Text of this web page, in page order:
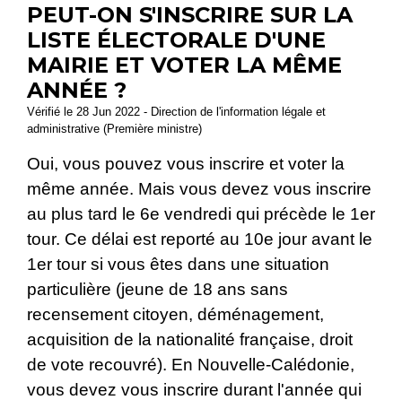
PEUT-ON S'INSCRIRE SUR LA
LISTE ÉLECTORALE D'UNE
MAIRIE ET VOTER LA MÊME
ANNÉE ?
Vérifié le 28 Jun 2022 - Direction de l'information légale et
administrative (Première ministre)
Oui, vous pouvez vous inscrire et voter la
même année. Mais vous devez vous inscrire
au plus tard le 6e vendredi qui précède le 1er
tour. Ce délai est reporté au 10e jour avant le
1er tour si vous êtes dans une situation
particulière (jeune de 18 ans sans
recensement citoyen, déménagement,
acquisition de la nationalité française, droit
de vote recouvré). En Nouvelle-Calédonie,
vous devez vous inscrire durant l'année qui